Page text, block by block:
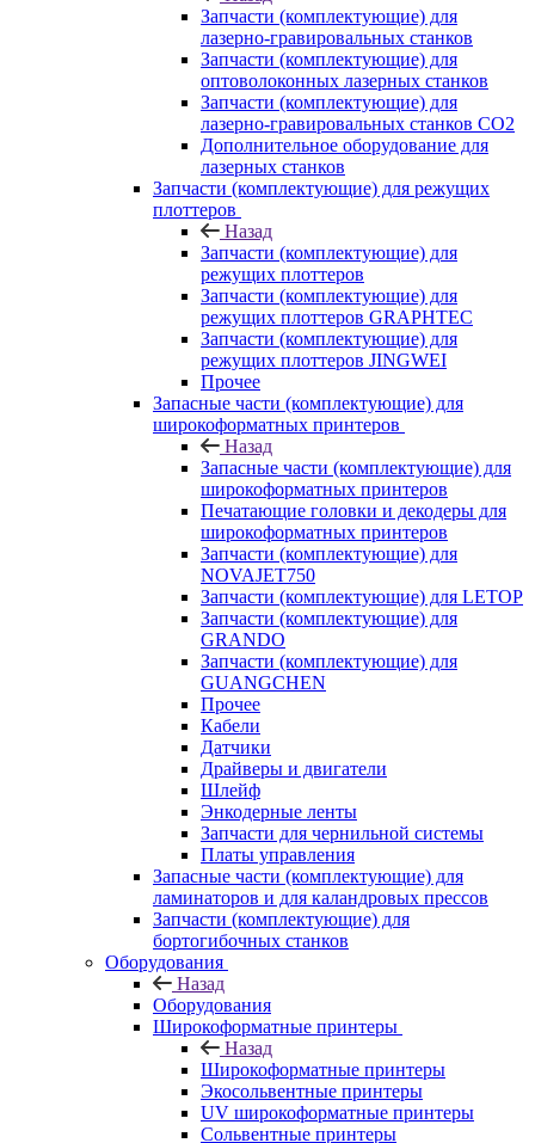
Запчасти (комплектующие) для
лазерно-гравировальных станков
Запчасти (комплектующие) для
оптоволоконных лазерных станков
Запчасти (комплектующие) для
лазерно-гравировальных станков CO2
Дополнительное оборудование для
лазерных станков
Запчасти (комплектующие) для режущих
плоттеров
Назад
Запчасти (комплектующие) для
режущих плоттеров
Запчасти (комплектующие) для
режущих плоттеров GRAPHTEC
Запчасти (комплектующие) для
режущих плоттеров JINGWEI
Прочее
Запасные части (комплектующие) для
широкоформатных принтеров
Назад
Запасные части (комплектующие) для
широкоформатных принтеров
Печатающие головки и декодеры для
широкоформатных принтеров
Запчасти (комплектующие) для
NOVAJET750
Запчасти (комплектующие) для LETOP
Запчасти (комплектующие) для
GRANDO
Запчасти (комплектующие) для
GUANGCHEN
Прочее
Кабели
Датчики
Драйверы и двигатели
Шлейф
Энкодерные ленты
Запчасти для чернильной системы
Платы управления
Запасные части (комплектующие) для
ламинаторов и для каландровых прессов
Запчасти (комплектующие) для
бортогибочных станков
Оборудования
Назад
Оборудования
Широкоформатные принтеры
Назад
Широкоформатные принтеры
Экосольвентные принтеры
UV широкоформатные принтеры
Сольвентные принтеры